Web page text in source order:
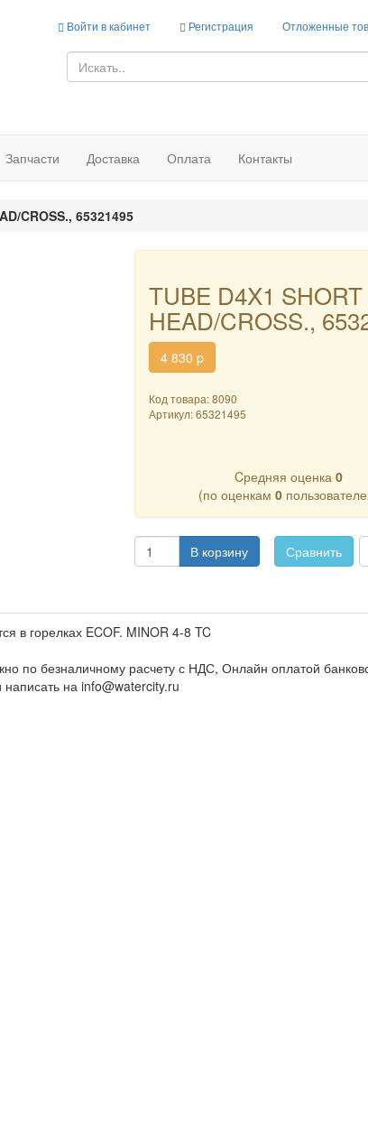
Войти в кабинет Регистрация Отложенные
Запчасти Доставка Оплата Контакты
CROSS., 65321495
TUBE D4X1 SHORT
HEAD/CROSS.,
4 830 p
Код товара: 8090
Артикул:65321495
Cредняя оценка0
(по оценкам0
В корзину Сравнить
в горелках ECOF. MINOR 4-8 TC
по безналичному расчету с НДС, Онлайн оплатой
на info@watercity.ru